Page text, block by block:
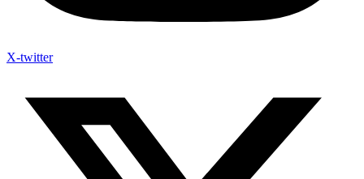
X-twitter